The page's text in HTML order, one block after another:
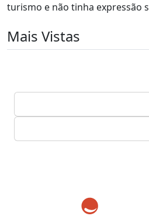
turismo e não tinha expressão
Mais Vistas